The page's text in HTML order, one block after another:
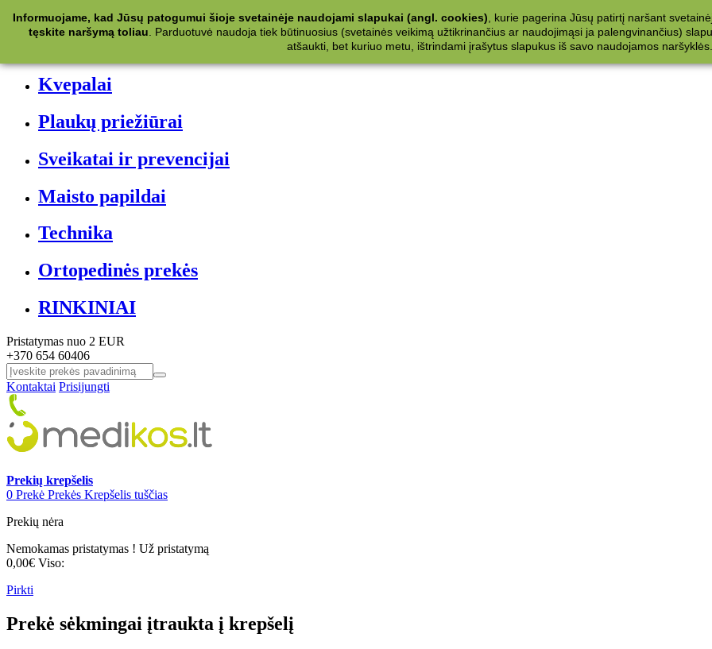
Kategorijos
Kvepalai
Plaukų priežiūrai
Sveikatai ir prevencijai
Maisto papildai
Technika
Ortopedinės prekės
RINKINIAI
Pristatymas nuo 2 EUR
+370 654 60406
Kontaktai Prisijungti
Prekių krepšelis
0 Prekė Prekės Krepšelis tuščias
Prekių nėra
Nemokamas pristatymas ! Už pristatymą
0,00€ Viso:
Pirkti
Prekė sėkmingai įtraukta į krepšelį
Informuojame, kad Jūsų patogumui šioje svetainėje naudojami slapukai (angl. cookies) , kurie pagerina Jūsų patirtį naršant
tęskite naršymą toliau
Parduotuvė naudoja tiek būtinuosius (svetainės veikimą užtikrinančius ar naudojimąsi ja palengvinančius)
atšaukti, bet kuriuo metu, ištrindami įrašytus slapukus iš savo naudojamos naršyklės.